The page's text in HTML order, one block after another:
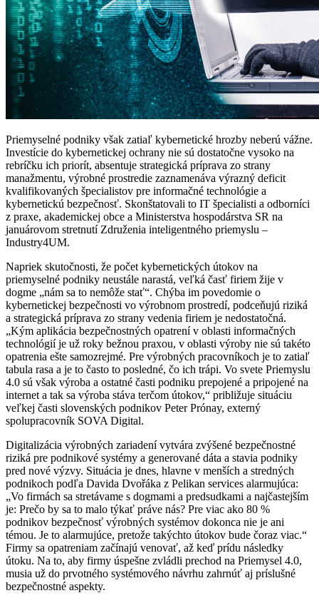
Priemyselné podniky však zatiaľ kybernetické hrozby neberú vážne.
Investície do kybernetickej ochrany nie sú dostatočne vysoko na
rebríčku ich priorít, absentuje strategická príprava zo strany
manažmentu, výrobné prostredie zaznamenáva výrazný deficit
kvalifikovaných špecialistov pre informačné technológie a
kybernetickú bezpečnosť. Skonštatovali to IT špecialisti a odborníci
z praxe, akademickej obce a Ministerstva hospodárstva SR na
januárovom stretnutí Združenia inteligentného priemyslu –
Industry4UM.
Napriek skutočnosti, že počet kybernetických útokov na
priemyselné podniky neustále narastá, veľká časť firiem žije v
dogme „nám sa to nemôže stať“. Chýba im povedomie o
kybernetickej bezpečnosti vo výrobnom prostredí, podceňujú riziká
a strategická príprava zo strany vedenia firiem je nedostatočná.
„Kým aplikácia bezpečnostných opatrení v oblasti informačných
technológií je už roky bežnou praxou, v oblasti výroby nie sú takéto
opatrenia ešte samozrejmé. Pre výrobných pracovníkoch je to zatiaľ
tabula rasa a je to často to posledné, čo ich trápi. Vo svete Priemyslu
4.0 sú však výroba a ostatné časti podniku prepojené a pripojené na
internet a tak sa výroba stáva terčom útokov,“ približuje situáciu
veľkej časti slovenských podnikov Peter Prónay, externý
spolupracovník SOVA Digital.
Digitalizácia výrobných zariadení vytvára zvýšené bezpečnostné
riziká pre podnikové systémy a generované dáta a stavia podniky
pred nové výzvy. Situácia je dnes, hlavne v menších a stredných
podnikoch podľa Davida Dvořáka z Pelikan services alarmujúca:
„Vo firmách sa stretávame s dogmami a predsudkami a najčastejším
je: Prečo by sa to malo týkať práve nás? Pre viac ako 80 %
podnikov bezpečnosť výrobných systémov dokonca nie je ani
témou. Je to alarmujúce, pretože takýchto útokov bude čoraz viac.“
Firmy sa opatreniam začínajú venovať, až keď prídu následky
útoku. Na to, aby firmy úspešne zvládli prechod na Priemysel 4.0,
musia už do prvotného systémového návrhu zahrnúť aj príslušné
bezpečnostné aspekty.